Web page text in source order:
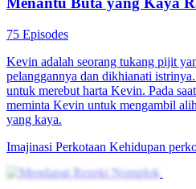
75 Episodes
Kevin adalah seorang tukang pijit
pelanggannya dan dikhianati
untuk merebut harta Kevin. Pada
meminta Kevin untuk mengambil
yang kaya.
Imajinasi Perkotaan Kehidupan